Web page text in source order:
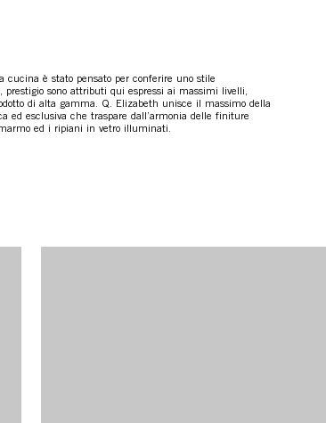
cucina è stato pensato per conferire uno stile
prestigio sono attributi qui espressi ai massimi livelli,
di alta gamma. Q. Elizabeth unisce il massimo della
ed esclusiva che traspare dall’armonia delle finiture
ed i ripiani in vetro illuminati.